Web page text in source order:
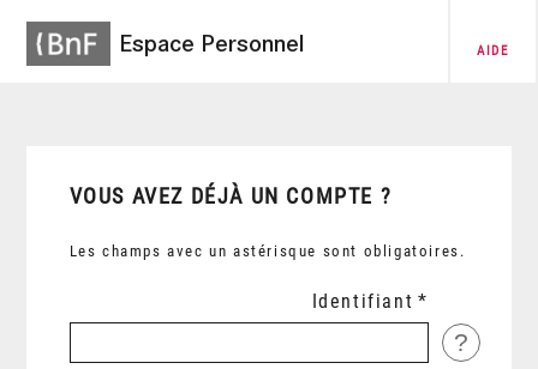
Espace Personnel AIDE
VOUS AVEZ DÉJÀ UN COMPTE ?
Les champs avec un astérisque sont obligatoires.
Identifiant
?